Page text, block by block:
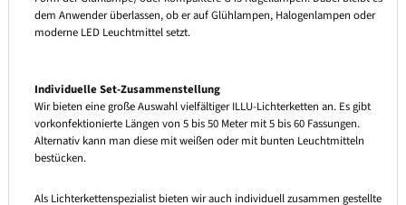
dem Anwender überlassen, ob er auf Glühlampen, Halogenlampen oder
moderne LED Leuchtmittel setzt.
Individuelle Set-Zusammenstellung
Wir bieten eine große Auswahl vielfältiger ILLU-Lichterketten an. Es gibt
vorkonfektionierte Längen von 5 bis 50 Meter mit 5 bis 60 Fassungen.
Alternativ kann man diese mit weißen oder mit bunten Leuchtmitteln
bestücken.
Als Lichterkettenspezialist bieten wir auch individuell zusammen gestellte